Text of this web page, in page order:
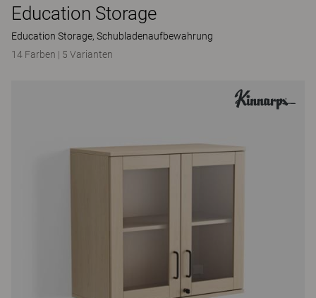
Education Storage
Education Storage, Schubladenaufbewahrung
14 Farben | 5 Varianten